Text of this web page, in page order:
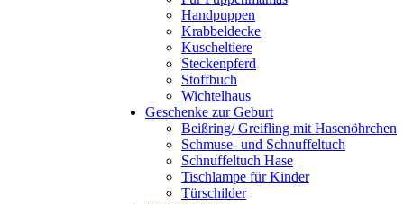
Handpuppen
Krabbeldecke
Kuscheltiere
Steckenpferd
Stoffbuch
Wichtelhaus
Geschenke zur Geburt
Beißring/ Greifling mit Hasenöhrchen
Schmuse- und Schnuffeltuch
Schnuffeltuch Hase
Tischlampe für Kinder
Türschilder